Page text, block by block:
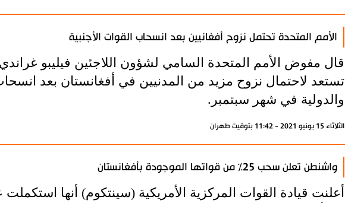
الأمم المتحدة تحتمل نزوح أفغانيين بعد انسحاب القوات الأجنبية
قال مفوض الأمم المتحدة السامي لشؤون اللاجئين فيليبو
تستعد لاحتمال نزوح مزيد من المدنيين في أفغانستان بعد
والدولية في شهر سبتمبر.
الثلاثاء 15 يونيو 2021 - 11:42 بتوقيت طهران
واشنطن تعلن سحب 25% من قواتها الموجودة بأفغانستان
أعلنت قيادة القوات المركزية الأمريكية (سينتكوم) أنها